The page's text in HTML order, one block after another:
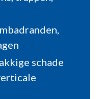
schade